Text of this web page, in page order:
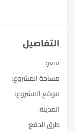
التفاصيل
سعر:
مساحة المشروع:
موقع المشروع:
المدينة:
طرق الدفع: